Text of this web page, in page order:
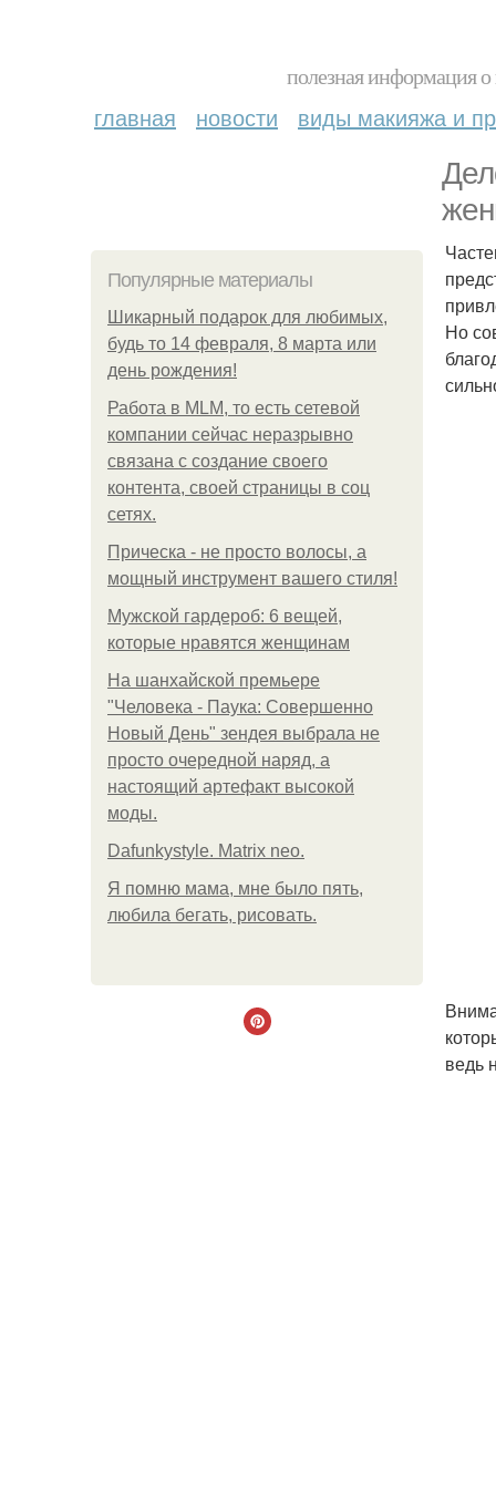
полезная информация
главная новости виды макияжа и
Популярные материалы
Шикарный подарок для любимых,
будь то 14 февраля, 8 марта или
день рождения!
Работа в MLM, то есть сетевой
компании сейчас неразрывно
связана с создание своего
контента, своей страницы в соц
сетях.
Прическа - не просто волосы, а
мощный инструмент вашего стиля!
Мужской гардероб: 6 вещей,
которые нравятся женщинам
На шанхайской премьере
"Человека - Паука: Совершенно
Новый День" зендея выбрала не
просто очередной наряд, а
настоящий артефакт высокой
моды.
Dafunkystyle. Matrix neo.
Я помню мама, мне было пять,
любила бегать, рисовать.
Но
ведь